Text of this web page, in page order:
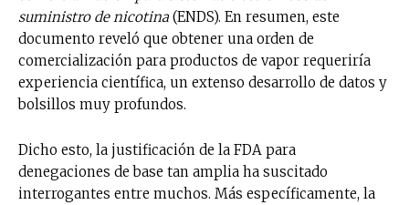
suministro de nicotina (ENDS). En resumen, este
documento reveló que obtener una orden de
comercialización para productos de vapor requeriría
experiencia científica, un extenso desarrollo de datos y
bolsillos muy profundos.
Dicho esto, la justificación de la FDA para
denegaciones de base tan amplia ha suscitado
interrogantes entre muchos. Más específicamente, la